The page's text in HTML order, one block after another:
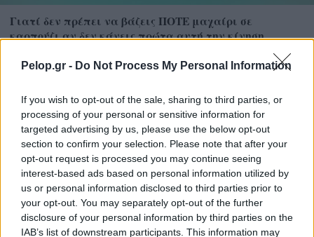
Pelop.gr - Do Not Process My Personal Information
If you wish to opt-out of the sale, sharing to third parties, or
processing of your personal or sensitive information for
targeted advertising by us, please use the below opt-out
section to confirm your selection. Please note that after your
opt-out request is processed you may continue seeing
interest-based ads based on personal information utilized by
us or personal information disclosed to third parties prior to
your opt-out. You may separately opt-out of the further
disclosure of your personal information by third parties on the
IAB’s list of downstream participants. This information may
Γιατί δεν πρέπει να βάζεις ΠΟΤΕ μαχαίρι σε
καρπούζι αν δεν κάνεις πρώτα αυτή την κίνηση